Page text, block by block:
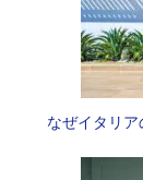
なぜイタリ